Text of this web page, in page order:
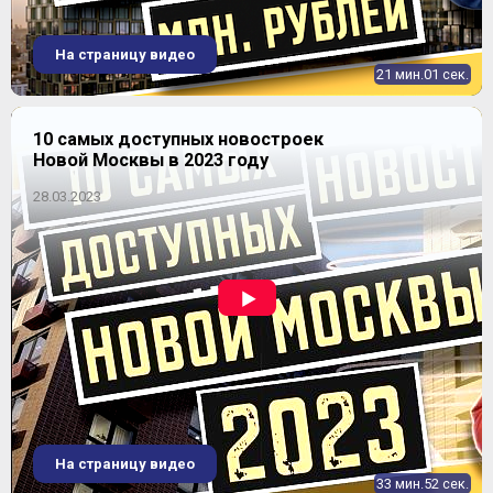
(целый микрорайон на участке 137 га из
девятнадцати 7-16-этажных монолитно-каркасных
корпусов с оригинальными по расцветке фасадами,
отделанными керамогранитом и клинкерной
плиткой). Предложения от ГК «А101» можно
назвать среди лучших новостроек на «Бунинской
недвижимости и уровню цен;
Девелопер MD Group строит в поселении
Воскресенскоемикрорайон «Новое Бутово»
семи монолитно-кирпичных и восьми панельных
домов серии П-111М на участке 38 га;
ГК «ПИК»представляет два проекта,
расположенных на территории Сосенского
поселения: жилые комплексы «Бунинский» из
высотных панельных корпусов КОПЭ и П-3МК
(завершен в 2016 г.) и
«Бунинские луга»из
монолитных башен и панельных корпусов
модернизированной серии ПИК-1;
ГК «МИЦ» реализуетЖК «Южное Бунино»в
деревне Сосенки по проекту сербско-российского
архитектурного бюро Portner. Квартал занимает 56
гектар и состоит из девятнадцати зданий разной
этажности, отделки фасадов и уровня комфорта;
Инвестиционно-риэлторская компания Est-a-Tet
реализовала проект малоэтажного комплекса
«Бутовские аллеи» в пос. Коммунарка: 29
монолитно-кирпичных 3-этажных зданий на
21 мин.01 сек.
На страницу видео
10 самых доступных новостроек
Новой Москвы в 2023 году
28.03.2023
33 мин.52 сек.
На страницу видео